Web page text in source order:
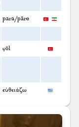
para/pāre
çöl
εὐθειάζω